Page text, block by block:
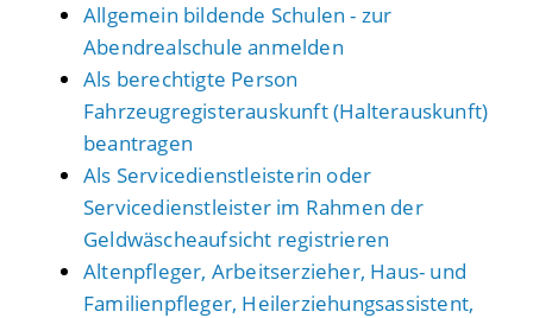
Allgemein bildende Schulen - zur
Abendrealschule anmelden
Als berechtigte Person
Fahrzeugregisterauskunft (Halterauskunft)
beantragen
Als Servicedienstleisterin oder
Servicedienstleister im Rahmen der
Geldwäscheaufsicht registrieren
Altenpfleger, Arbeitserzieher, Haus- und
Familienpfleger, Heilerziehungsassistent,